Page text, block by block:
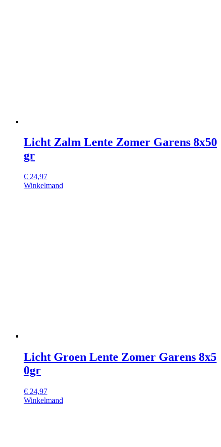
Licht Zalm Lente Zomer Garens 8x50
gr
€ 24,97
Winkelmand
Licht Groen Lente Zomer Garens 8x5
0gr
€ 24,97
Winkelmand